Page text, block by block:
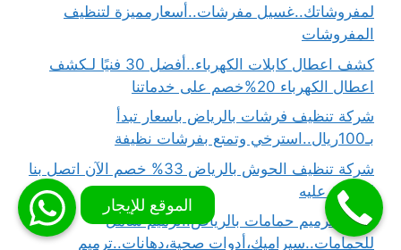
لمفروشاتك..غسيل مفرشات..أسعارمميزة لتنظيف
المفروشات
كشف اعطال كابلات الكهرباء..أفضل 30 فنيًا لـكشف
اعطال الكهرباء 20%خصم على خدماتنا
شركة تنظيف فرشات بالرياض باسعار تبدأ
بـ100ريال..استرخي وتمتع بفرشات نظيفة
شركة تنظيف الحوش بالرياض 33% خصم الآن اتصل بنا
لتحصل عليه
شركة ترميم حمامات بالرياض..ترميم شامل
للحمامات..سيراميك،أدوات صحية،دهانات..ترميم